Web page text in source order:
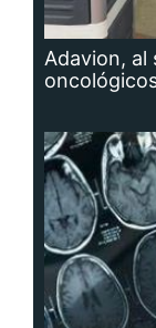
Adavion, al